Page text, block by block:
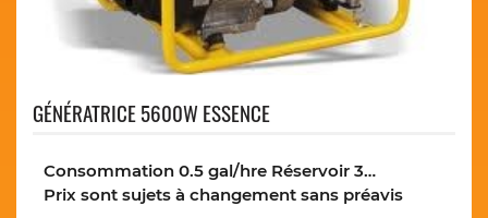
GÉNÉRATRICE 5600W ESSENCE
Consommation 0.5 gal/hre Réservoir 3…
Prix sont sujets à changement sans préavis